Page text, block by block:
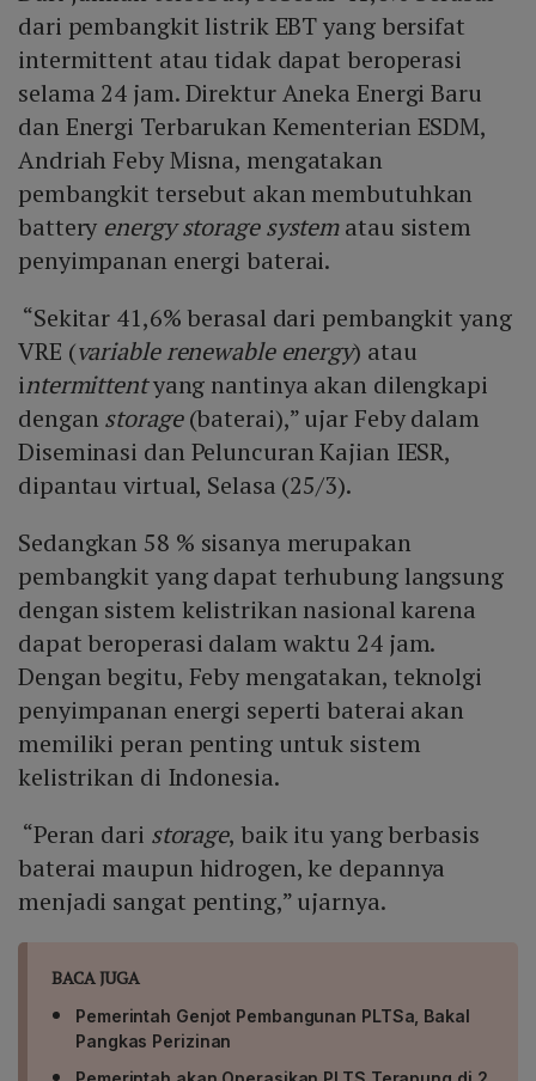
dari pembangkit listrik EBT yang bersifat
intermittent atau tidak dapat beroperasi
selama 24 jam. Direktur Aneka Energi Baru
dan Energi Terbarukan Kementerian ESDM,
Andriah Feby Misna, mengatakan
pembangkit tersebut akan membutuhkan
battery energy storage systematau sistem
penyimpanan energi baterai.
“Sekitar 41,6% berasal dari pembangkit yang
VRE (variable renewable energy) atau
intermittentyang nantinya akan dilengkapi
dengan storage(baterai),” ujar Feby dalam
Diseminasi dan Peluncuran Kajian IESR,
dipantau virtual, Selasa (25/3).
Sedangkan 58 % sisanya merupakan
pembangkit yang dapat terhubung langsung
dengan sistem kelistrikan nasional karena
dapat beroperasi dalam waktu 24 jam.
Dengan begitu, Feby mengatakan, teknolgi
penyimpanan energi seperti baterai akan
memiliki peran penting untuk sistem
kelistrikan di Indonesia.
“Peran dari storage, baik itu yang berbasis
baterai maupun hidrogen, ke depannya
menjadi sangat penting,” ujarnya.
BACA JUGA
Pemerintah Genjot Pembangunan PLTSa, Bakal
Pangkas Perizinan